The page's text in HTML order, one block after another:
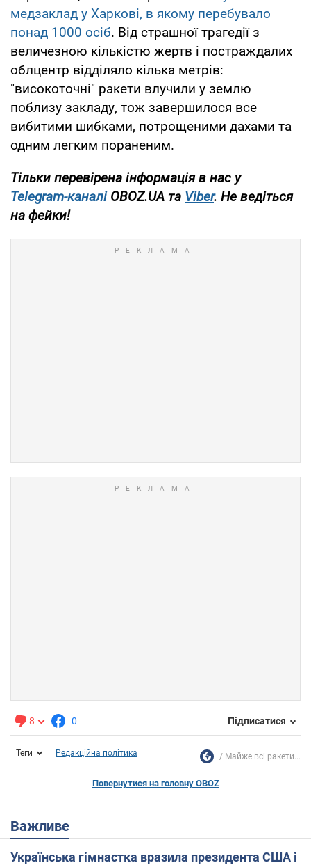
медзаклад у Харкові, в якому перебувало
понад 1000 осіб. Від страшної трагедії з
величезною кількістю жертв і постраждалих
облцентр відділяло кілька метрів:
"високоточні" ракети влучили у землю
поблизу закладу, тож завершилося все
вибитими шибками, потрощеними дахами та
одним легким пораненим.
Тільки перевірена інформація в нас у
Telegram-каналіOBOZ.UA та Viber. Не ведіться
на фейки!
8 0 Підписатися
Теги Редакційна політика Майже всі ракети...
Повернутися на головну OBOZ
Важливе
Українська гімнастка вразила президента США і